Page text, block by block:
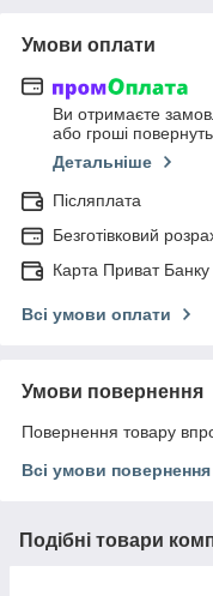
Умови оплати
Ви отримаєте
або гроші
Детальніше
Післяплата
Безготівковий
Карта Приват Банку
Всі умови оплати
Умови повернення
Повернення товару
Всі умови повернення
Подібні товари